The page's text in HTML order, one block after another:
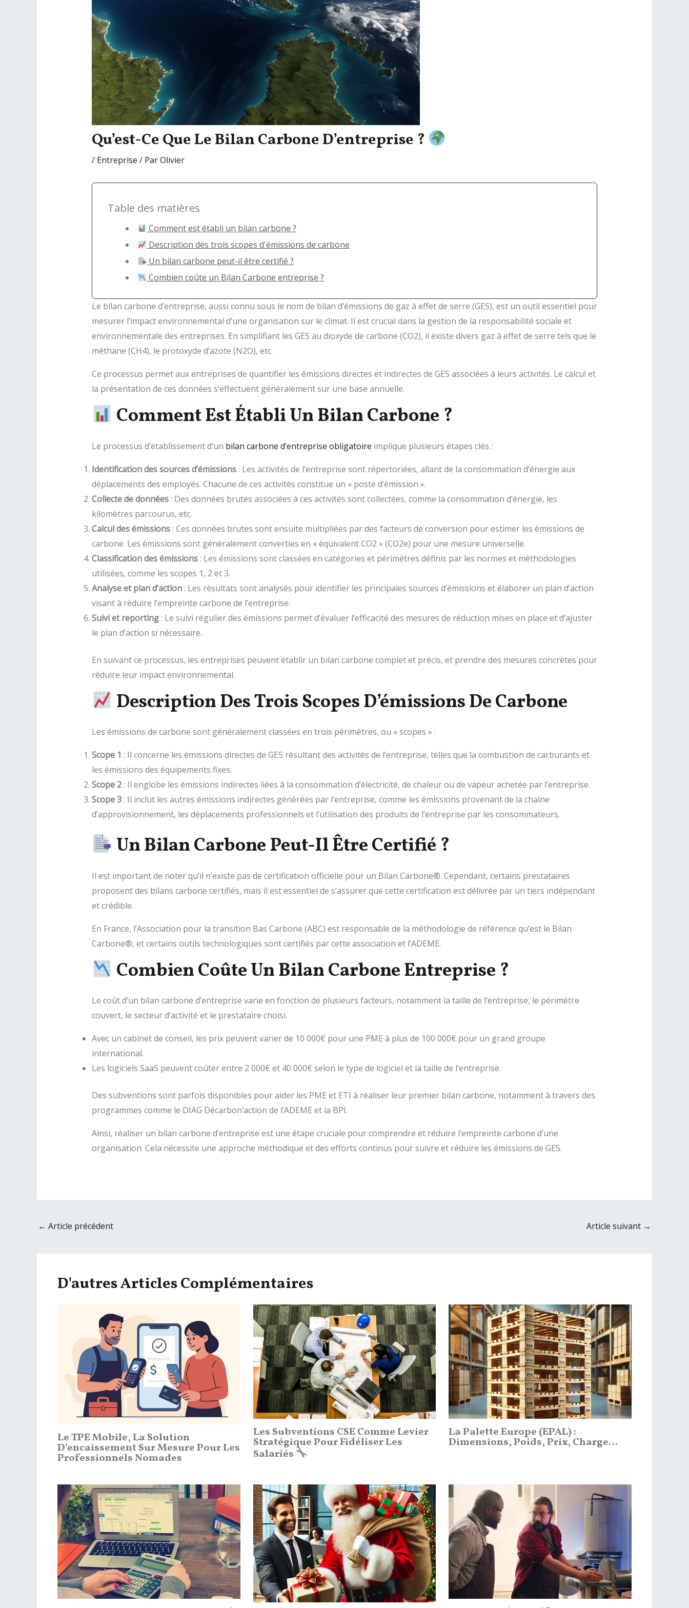
Qu’est-Ce Que Le Bilan Carbone D’entreprise ?
/ Entreprise / ParOlivier
Table des matières
Comment est établi un bilan carbone ?
Description des trois scopes d'émissions de carbone
Un bilan carbone peut-il être certifié ?
Combien coûte un Bilan Carbone entreprise ?
Le bilan carbone d’entreprise, aussi connu sous le nom de bilan d’émissions de gaz à effet de serre (GES), est un outil essentiel pour
mesurer l’impact environnemental d’une organisation sur le climat. Il est crucial dans la gestion de la responsabilité sociale et
environnementale des entreprises. En simplifiant les GES au dioxyde de carbone (CO2), il existe divers gaz à effet de serre tels que le
méthane (CH4), le protoxyde d’azote (N2O), etc.
Ce processus permet aux entreprises de quantifier les émissions directes et indirectes de GES associées à leurs activités. Le calcul et
la présentation de ces données s’effectuent généralement sur une base annuelle.
Comment Est Établi Un Bilan Carbone ?
Le processus d’établissement d’un bilan carbone d’entreprise obligatoire implique plusieurs étapes clés :
Identification des sources d’émissions: Les activités de l’entreprise sont répertoriées, allant de la consommation d’énergie aux
déplacements des employés. Chacune de ces activités constitue un « poste d’émission ».
Collecte de données: Des données brutes associées à ces activités sont collectées, comme la consommation d’énergie, les
kilomètres parcourus, etc.
Calcul des émissions: Ces données brutes sont ensuite multipliées par des facteurs de conversion pour estimer les émissions de
carbone. Les émissions sont généralement converties en « équivalent CO2 » (CO2e) pour une mesure universelle.
Classification des émissions: Les émissions sont classées en catégories et périmètres définis par les normes et méthodologies
utilisées, comme les scopes 1, 2 et 3.
Analyse et plan d’action: Les résultats sont analysés pour identifier les principales sources d’émissions et élaborer un plan d’action
visant à réduire l’empreinte carbone de l’entreprise.
Suivi et reporting: Le suivi régulier des émissions permet d’évaluer l’efficacité des mesures de réduction mises en place et d’ajuster
le plan d’action si nécessaire.
En suivant ce processus, les entreprises peuvent établir un bilan carbone complet et précis, et prendre des mesures concrètes pour
réduire leur impact environnemental.
Description Des Trois Scopes D’émissions De Carbone
Les émissions de carbone sont généralement classées en trois périmètres, ou « scopes » :
Scope 1 : Il concerne les émissions directes de GES résultant des activités de l’entreprise, telles que la combustion de carburants et
les émissions des équipements fixes.
Scope 2: Il englobe les émissions indirectes liées à la consommation d’électricité, de chaleur ou de vapeur achetée par l’entreprise.
Scope 3: Il inclut les autres émissions indirectes générées par l’entreprise, comme les émissions provenant de la chaîne
d’approvisionnement, les déplacements professionnels et l’utilisation des produits de l’entreprise par les consommateurs.
Un Bilan Carbone Peut-Il Être Certifié ?
Il est important de noter qu’il n’existe pas de certification officielle pour un Bilan Carbone®. Cependant, certains prestataires
proposent des bilans carbone certifiés, mais il est essentiel de s’assurer que cette certification est délivrée par un tiers indépendant
et crédible.
En France, l’Association pour la transition Bas Carbone (ABC) est responsable de la méthodologie de référence qu’est le Bilan
Carbone®, et certains outils technologiques sont certifiés par cette association et l’ADEME.
Combien Coûte Un Bilan Carbone Entreprise ?
Le coût d’un bilan carbone d’entreprise varie en fonction de plusieurs facteurs, notamment la taille de l’entreprise, le périmètre
couvert, le secteur d’activité et le prestataire choisi.
Avec un cabinet de conseil, les prix peuvent varier de 10 000€ pour une PME à plus de 100 000€ pour un grand groupe
international.
Les logiciels SaaS peuvent coûter entre 2 000€ et 40 000€ selon le type de logiciel et la taille de l’entreprise.
Des subventions sont parfois disponibles pour aider les PME et ETI à réaliser leur premier bilan carbone, notamment à travers des
programmes comme le DIAG Décarbon’action de l’ADEME et la BPI.
Ainsi, réaliser un bilan carbone d’entreprise est une étape cruciale pour comprendre et réduire l’empreinte carbone d’une
organisation. Cela nécessite une approche méthodique et des efforts continus pour suivre et réduire les émissions de GES.
Navigation
← Article précédent Article suivant →
D'autres Articles Complémentaires
Le TPE Mobile, La Solution
D’encaissement Sur Mesure Pour Les
Professionnels Nomades
Les Subventions CSE Comme Levier
Stratégique Pour Fidéliser Les
Salariés
La Palette Europe (EPAL) :
Dimensions, Poids, Prix, Charge…